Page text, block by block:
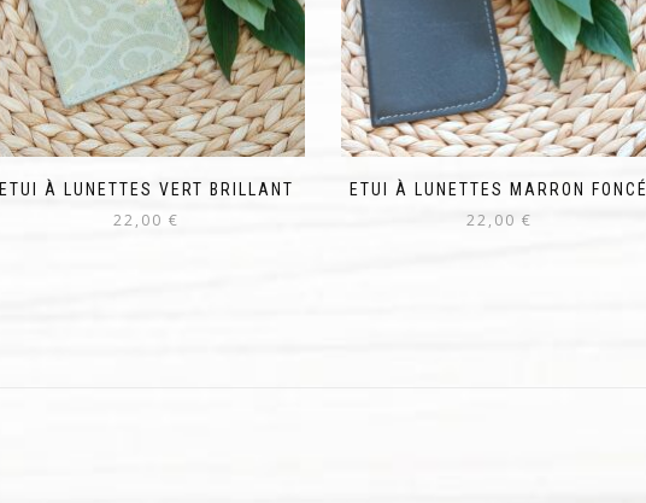
ETUI À LUNETTES VERT BRILLANT
22,00€
ETUI À LUNETTES MARRON FONCÉ
22,00 €